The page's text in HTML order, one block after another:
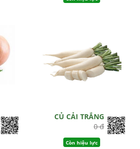
CỦ CẢI TRẮNG
0 đ
Còn hiệu lực